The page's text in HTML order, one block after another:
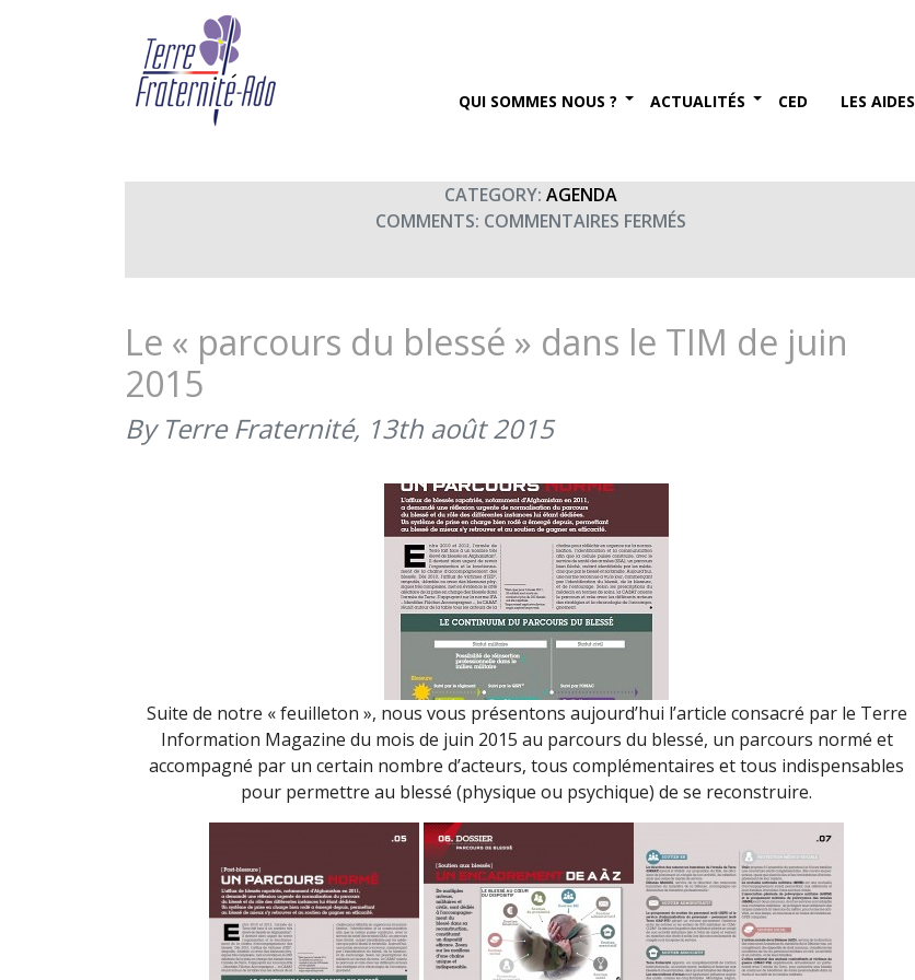
QUI SOMMES NOUS ? ACTUALITÉS CED LES AIDES
Journée des familles du SSA
By Terre Fraternité, 18th octobre 2018
CATEGORY: AGENDA
COMMENTS: COMMENTAIRES FERMÉS
DES
DU
SSA
Le « parcours du blessé » dans le TIM de juin
2015
By Terre Fraternité, 13th août 2015
Suite de notre « feuilleton », nous vous présentons aujourd’hui l’article consacré par le Terre
Information Magazine du mois de juin 2015 au parcours du blessé, un parcours normé et
accompagné par un certain nombre d’acteurs, tous complémentaires et tous indispensables
pour permettre au blessé (physique ou psychique) de se reconstruire.